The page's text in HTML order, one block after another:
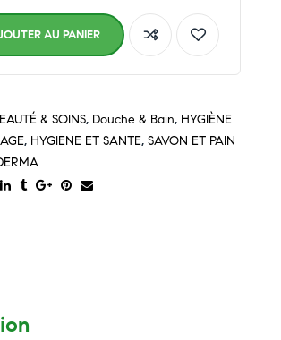
AU PANIER
& SOINS, Douche & Bain, HYGIÈNE
, HYGIENE ET SANTE, SAVON ET PAIN